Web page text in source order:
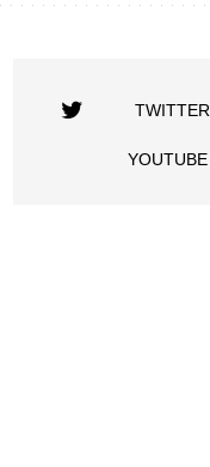
TWITTER
YOUTUBE